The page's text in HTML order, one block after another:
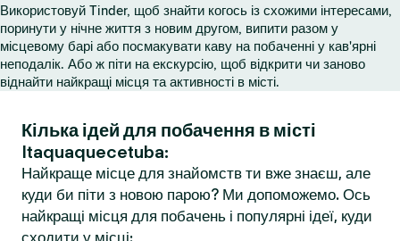
а
T
i
n
r
Використовуй Tinder, щоб знайти когось із схожими інтересами,
поринути у нічне життя з новим другом, випити разом у
місцевому барі або посмакувати каву на побаченні у кав'ярні
неподалік. Або ж піти на екскурсію, щоб відкрити чи заново
віднайти найкращі місця та активності в місті.
Кілька ідей для побачення в місті
Itaquaquecetuba:
Найкраще місце для знайомств ти вже знаєш, але
куди би піти з новою парою? Ми допоможемо. Ось
найкращі місця для побачень і популярні ідеї, куди
сходити у місці: